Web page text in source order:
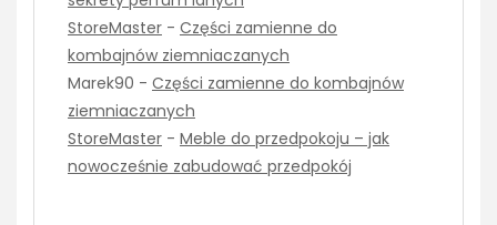
StoreMaster - Części zamienne do
kombajnów ziemniaczanych
Marek90 - Części zamienne do kombajnów
ziemniaczanych
StoreMaster - Meble do przedpokoju – jak
nowocześnie zabudować przedpokój